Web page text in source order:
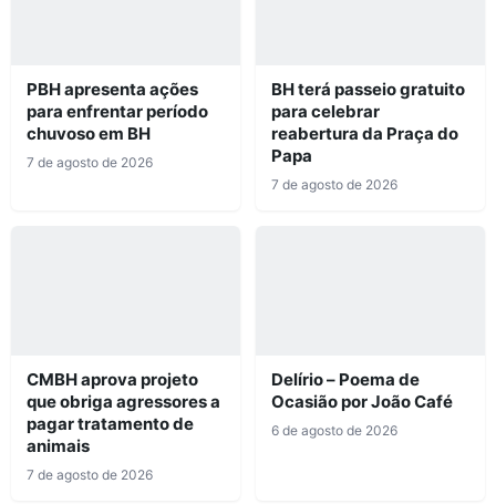
PBH apresenta ações
para enfrentar período
chuvoso em BH
7 de agosto de 2026
BH terá passeio gratuito
para celebrar
reabertura da Praça do
Papa
7 de agosto de 2026
CMBH aprova projeto
que obriga agressores a
pagar tratamento de
animais
7 de agosto de 2026
Delírio – Poema de
Ocasião por João Café
6 de agosto de 2026